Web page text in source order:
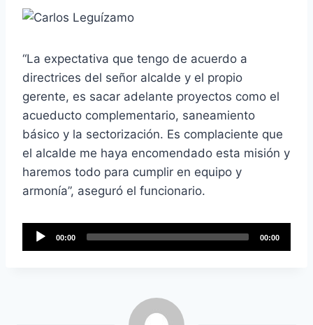
“La expectativa que tengo de acuerdo a
directrices del señor alcalde y el propio
gerente, es sacar adelante proyectos como el
acueducto complementario, saneamiento
básico y la sectorización. Es complaciente que
el alcalde me haya encomendado esta misión y
haremos todo para cumplir en equipo y
armonía”, aseguró el funcionario.
e
00:00 00:00